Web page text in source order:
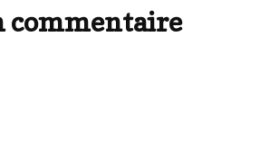
commentaire